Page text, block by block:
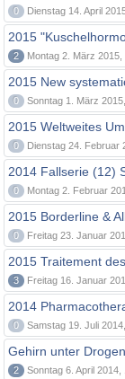
0 Dienstag 14. April
2015
2 Montag 2. März 2015,
2015 New
0 Sonntag 1. März
2015 Weltweites
0 Dienstag 24. Februar
2014 Fallserie (12)
0 Montag 2. Februar
2015 Borderline &
0 Freitag 23. Januar
2015 Traitement
3 Freitag 16. Januar
2014
0 Samstag 19. Juli
Gehirn unter
2 Sonntag 6. April 2014,